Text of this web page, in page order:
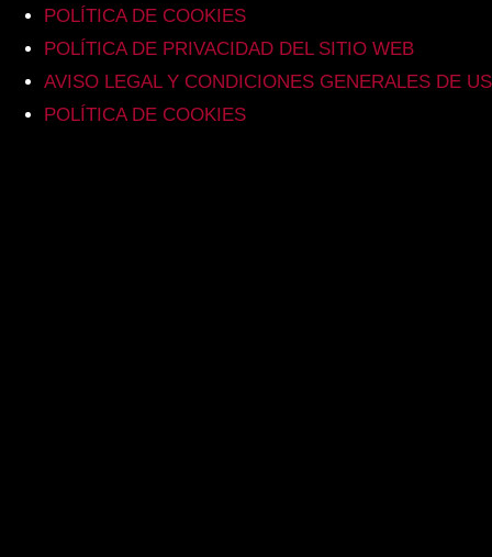
POLÍTICA DE COOKIES
POLÍTICA DE PRIVACIDAD DEL SITIO WEB
AVISO LEGAL Y CONDICIONES GENERALES DE
POLÍTICA DE COOKIES